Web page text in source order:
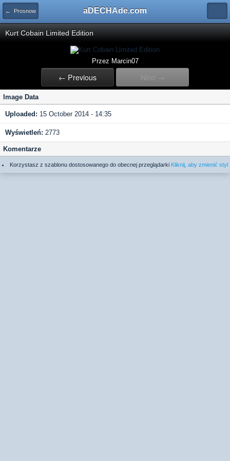
← Prosnow aDECHAde.com
Kurt Cobain Limited Edition
Przez Marcin07
← Previous Next →
Image Data
Uploaded: 15 October 2014 - 14:35
Wyświetleń: 2773
Komentarze
Korzystasz z szablonu dostosowanego do obecnej przeglądarki Kliknij, aby zmienić styl